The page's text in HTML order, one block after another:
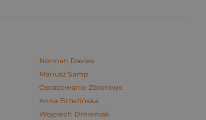
Norman Davies
Mariusz Samp
Opracowanie Zbiorowe
Anna Brzezińska
Wojciech Drewniak